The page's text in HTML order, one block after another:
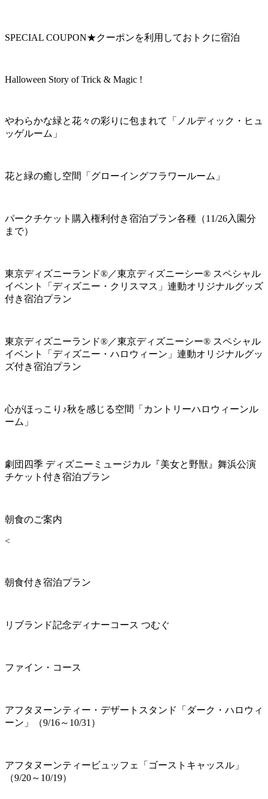
SPECIAL COUPON★クーポンを利用しておトクに宿泊
Halloween Story of Trick & Magic !
やわらかな緑と花々の彩りに包まれて「ノルディック・ヒュ
ッゲルーム」
花と緑の癒し空間「グローイングフラワールーム」
パークチケット購入権利付き宿泊プラン各種（11/26入園分
まで）
東京ディズニーランド®／東京ディズニーシー® スペシャル
イベント「ディズニー・クリスマス」連動オリジナルグッズ
付き宿泊プラン
東京ディズニーランド®／東京ディズニーシー® スペシャル
イベント「ディズニー・ハロウィーン」連動オリジナルグッ
ズ付き宿泊プラン
心がほっこり♪秋を感じる空間「カントリーハロウィーンル
ーム」
劇団四季 ディズニーミュージカル『美女と野獣』舞浜公演
チケット付き宿泊プラン
朝食のご案内
<
朝食付き宿泊プラン
リブランド記念ディナーコース つむぐ
ファイン・コース
アフタヌーンティー・デザートスタンド「ダーク・ハロウィ
ーン」（9/16～10/31）
アフタヌーンティービュッフェ「ゴーストキャッスル」
（9/20～10/19）